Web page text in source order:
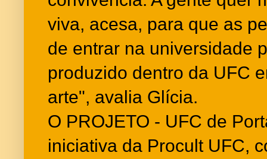
viva, acesa, para que as
de entrar na universidade
produzido dentro da UFC
arte", avalia Glícia.
O PROJETO - UFC de
iniciativa da Procult UFC,